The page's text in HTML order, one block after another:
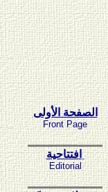
الصفحة الأولى
Front Page
افتتاحية
Editorial